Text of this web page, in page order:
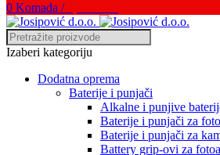
0 Komada /
Izaberi kategoriju
Dodatna oprema
Baterije i punjači
Alkalne i punjive
Baterije i punjači za
Baterije i punjači za
Battery grip-ovi za